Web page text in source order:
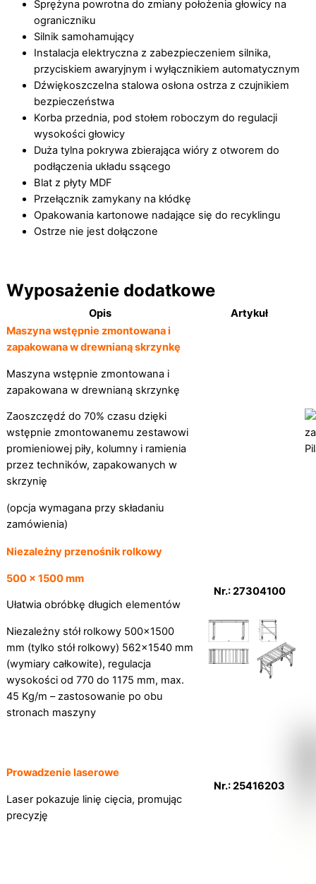
Sprężyna powrotna do zmiany położenia głowicy na
ograniczniku
Silnik samohamujący
Instalacja elektryczna z zabezpieczeniem silnika,
przyciskiem awaryjnym i wyłącznikiem automatycznym
Dźwiękoszczelna stalowa osłona ostrza z czujnikiem
bezpieczeństwa
Korba przednia, pod stołem roboczym do regulacji
wysokości głowicy
Duża tylna pokrywa zbierająca wióry z otworem do
podłączenia układu ssącego
Blat z płyty MDF
Przełącznik zamykany na kłódkę
Opakowania kartonowe nadające się do recyklingu
Ostrze nie jest dołączone
Wyposażenie dodatkowe
Opis
Artykuł
Maszyna wstępnie zmontowana i
zapakowana w drewnianą skrzynkę
Maszyna wstępnie zmontowana i
zapakowana w drewnianą skrzynkę
Zaoszczędź do 70% czasu dzięki
wstępnie zmontowanemu zestawowi
promieniowej piły, kolumny i ramienia
przez techników, zapakowanych w
skrzynię
(opcja wymagana przy składaniu
zamówienia)
Niezależny przenośnik rolkowy
500 x 1500 mm
Ułatwia obróbkę długich elementów
Niezależny stół rolkowy 500×1500
mm (tylko stół rolkowy) 562×1540 mm
(wymiary całkowite), regulacja
wysokości od 770 do 1175 mm, max.
45 Kg/m – zastosowanie po obu
stronach maszyny
Nr.: 27304100
Prowadzenie laserowe
Laser pokazuje linię cięcia, promując
precyzję
Nr.: 25416203